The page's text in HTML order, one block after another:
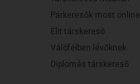
Párkeresők most online
Elit társkereső
Válófélben lévőknek
Diplomás társkereső